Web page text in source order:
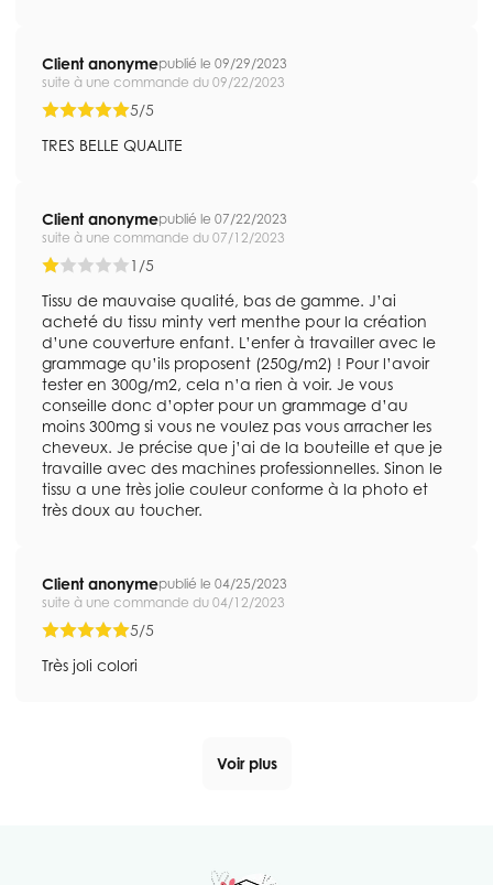
Client anonymepublié le 09/29/2023
suite à une commande du 09/22/2023
5/5
TRES BELLE QUALITE
Client anonymepublié le 07/22/2023
suite à une commande du 07/12/2023
1/5
Tissu de mauvaise qualité, bas de gamme. J’ai
acheté du tissu minty vert menthe pour la création
d’une couverture enfant. L’enfer à travailler avec le
grammage qu’ils proposent (250g/m2) ! Pour l’avoir
tester en 300g/m2, cela n’a rien à voir. Je vous
conseille donc d’opter pour un grammage d’au
moins 300mg si vous ne voulez pas vous arracher les
cheveux. Je précise que j’ai de la bouteille et que je
travaille avec des machines professionnelles. Sinon le
tissu a une très jolie couleur conforme à la photo et
très doux au toucher.
Client anonymepublié le 04/25/2023
suite à une commande du 04/12/2023
5/5
Très joli colori
Voir plus